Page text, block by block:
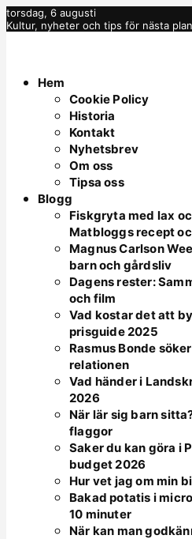
torsdag, 6 augusti
Kultur, nyheter och tips för nästa
Hem
Cookie Policy
Historia
Kontakt
Nyhetsbrev
Om oss
Tipsa oss
Blogg
Fiskgryta med lax
Matbloggs recept
Magnus Carlson
barn och gårdsliv
Dagens rester:
och film
Vad kostar det att
prisguide 2025
Rasmus Bonde
relationen
Vad händer i
2026
När lär sig barn
flaggor
Saker du kan göra i
budget 2026
Hur vet jag om min
Bakad potatis i
10 minuter
När kan man